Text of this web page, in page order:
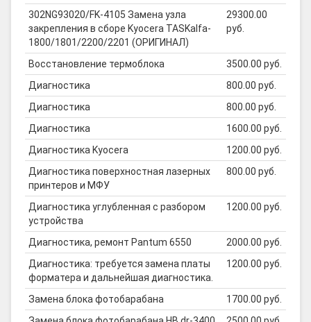
302NG93020/FK-4105 Замена узла
закрепления в сборе Kyocera TASKalfa-
1800/1801/2200/2201 (ОРИГИНАЛ)
29300.00
руб.
Восстановление термоблока
3500.00 руб.
Диагностика
800.00 руб.
Диагностика
800.00 руб.
Диагностика
1600.00 руб.
Диагностика Kyocera
1200.00 руб.
Диагностика поверхностная лазерных
принтеров и МФУ
800.00 руб.
Диагностика углубленная с разбором
устройства
1200.00 руб.
Диагностика, ремонт Pantum 6550
2000.00 руб.
Диагностика: требуется замена платы
форматера и дальнейшая диагностика.
1200.00 руб.
Замена блока фотобарабана
1700.00 руб.